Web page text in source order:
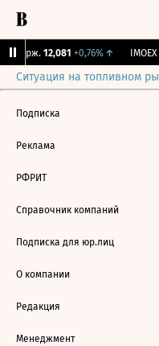
Бирж. 12,081 +0,76%↑ IMOEX
Ситуация на топливном
Подписка
Реклама
РФРИТ
Справочник компаний
Подписка для юр.лиц
О компании
Редакция
Менеджмент